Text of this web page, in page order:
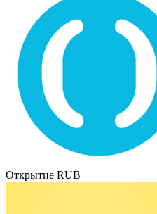
Открытие RUB